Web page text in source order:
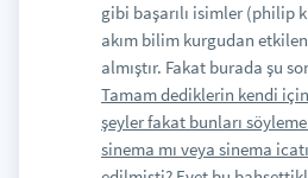
gibi başarılı isimler (philip
akım bilim kurgudan
almıştır. Fakat burada şu
Tamam dediklerin kendi
şeyler fakat bunları
sinema mı veya sinema